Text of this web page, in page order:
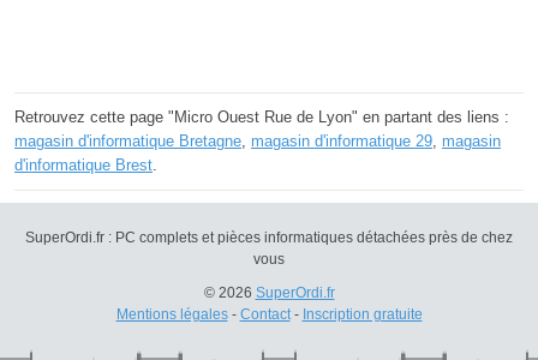
Retrouvez cette page "Micro Ouest Rue de Lyon" en partant des liens :
magasin d'informatique Bretagne, magasin d'informatique 29, magasin
d'informatique Brest.
SuperOrdi.fr : PC complets et pièces informatiques détachées près de chez
vous
© 2026 SuperOrdi.fr
Mentions légales- Contact- Inscription gratuite